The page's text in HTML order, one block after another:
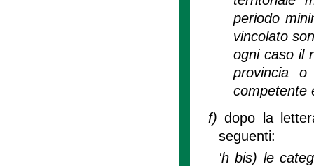
periodo
vincolato
ogni caso il
provincia o
competente
f)dopo la
seguenti:
'h bis) le